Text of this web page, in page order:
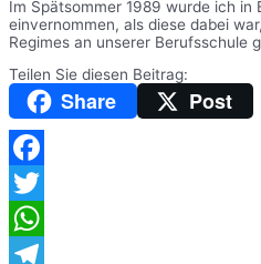
Im Spätsommer 1989 wurde ich in
einvernommen, als diese dabei
Regimes an unserer Berufsschule
Teilen Sie diesen Beitrag:
Share Post
Facebook
Twitter
WhatsApp